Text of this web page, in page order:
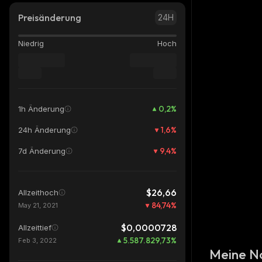
Preisänderung 24H
Niedrig Hoch
1h Änderung 0,2%
24h Änderung 1,6%
7d Änderung 9,4%
Allzeithoch $26,66
May 21, 2021 84,74%
Allzeittief $0,0000728
Feb 3, 2022 5.587.829,73%
Meine